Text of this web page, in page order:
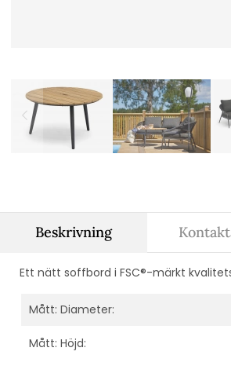
Beskrivning
Ett nätt soffbord i FSC®-märkt
Mått: Diameter:
Mått: Höjd: